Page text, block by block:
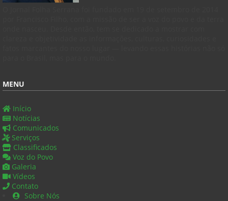
MENU
Início
Notícias
Comunicados
Serviços
Classificados
Voz do Povo
Galeria
Vídeos
Contato
Sobre Nós